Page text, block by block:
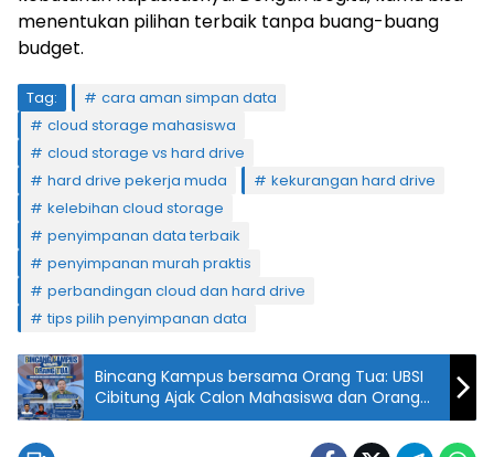
menentukan pilihan terbaik tanpa buang-buang
budget.
Tag:
cara aman simpan data
cloud storage mahasiswa
cloud storage vs hard drive
hard drive pekerja muda
kekurangan hard drive
kelebihan cloud storage
penyimpanan data terbaik
penyimpanan murah praktis
perbandingan cloud dan hard drive
tips pilih penyimpanan data
Bincang Kampus bersama Orang Tua: UBSI
Cibitung Ajak Calon Mahasiswa dan Orang
Tua Wujudkan Masa Depan Terbaik